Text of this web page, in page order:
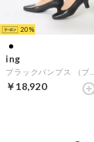
20
ing
￥18,920